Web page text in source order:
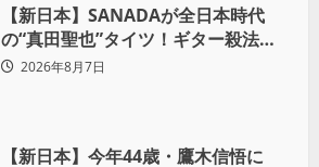
【新日本】SANADAが全日本時代
の“真田聖也”タイツ！ギター殺法で
Yuto-IceをKO「俺と闘う時は考え
2026年8月7日
【新日本】今年44歳・鷹木信悟に